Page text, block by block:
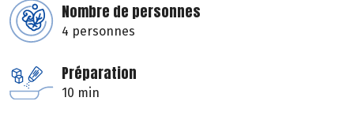
Nombre de personnes
4 personnes
Préparation
10 min